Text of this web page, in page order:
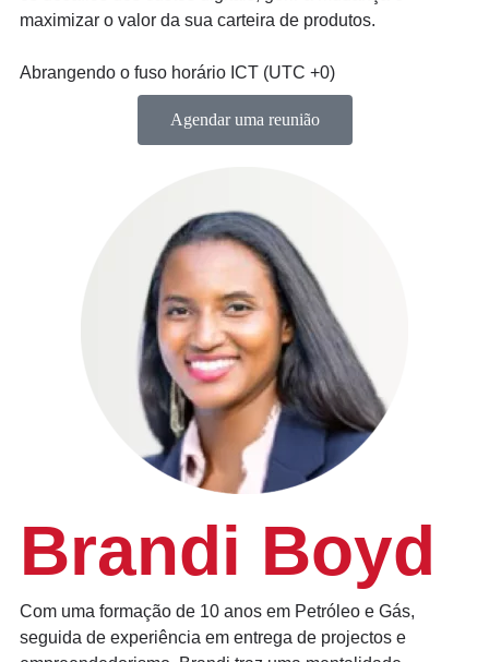
maximizar o valor da sua carteira de produtos.
Abrangendo o fuso horário ICT (UTC +0)
Agendar uma reunião
Brandi Boyd
Com uma formação de 10 anos em Petróleo e Gás,
seguida de experiência em entrega de projectos e